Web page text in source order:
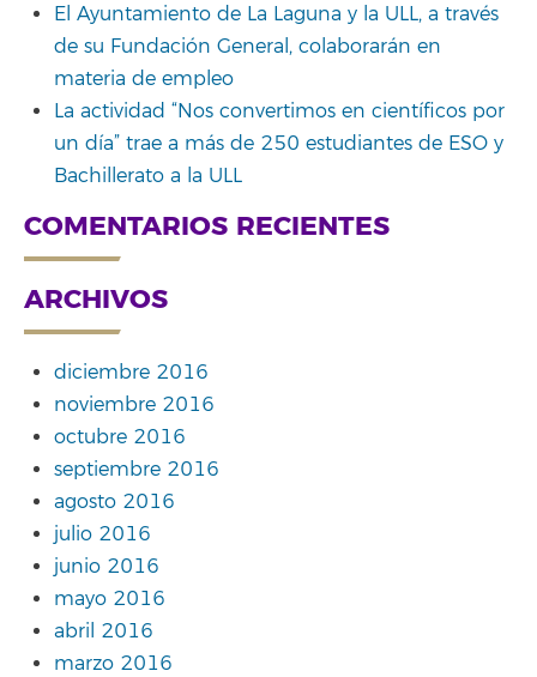
El Ayuntamiento de La Laguna y la ULL, a través
de su Fundación General, colaborarán en
materia de empleo
La actividad “Nos convertimos en científicos por
un día” trae a más de 250 estudiantes de ESO y
Bachillerato a la ULL
COMENTARIOS RECIENTES
ARCHIVOS
diciembre 2016
noviembre 2016
octubre 2016
septiembre 2016
agosto 2016
julio 2016
junio 2016
mayo 2016
abril 2016
marzo 2016